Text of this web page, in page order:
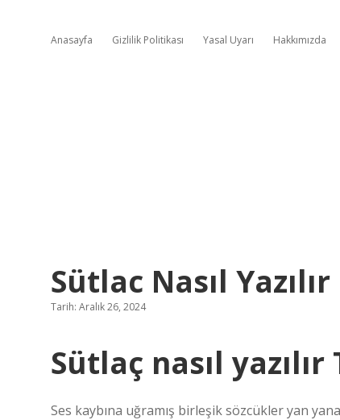
Anasayfa Gizlilik Politikası Yasal Uyarı Hakkımızda
Sütlac Nasıl Yazılır
Tarih: Aralık 26, 2024
Sütlaç nasıl yazılır
Ses kaybına uğramış birleşik sözcükler yan